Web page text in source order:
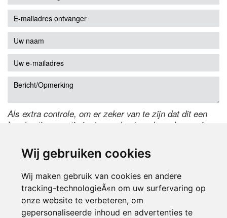
Wij gebruiken cookies
Wij maken gebruik van cookies en andere
tracking-technologieÃ«n om uw surfervaring op
onze website te verbeteren, om
gepersonaliseerde inhoud en advertenties te
Als extra controle, om er zeker van te zijn dat dit een
handmatige reactie is, typ onderstaande code over in
de code te wijzigen.